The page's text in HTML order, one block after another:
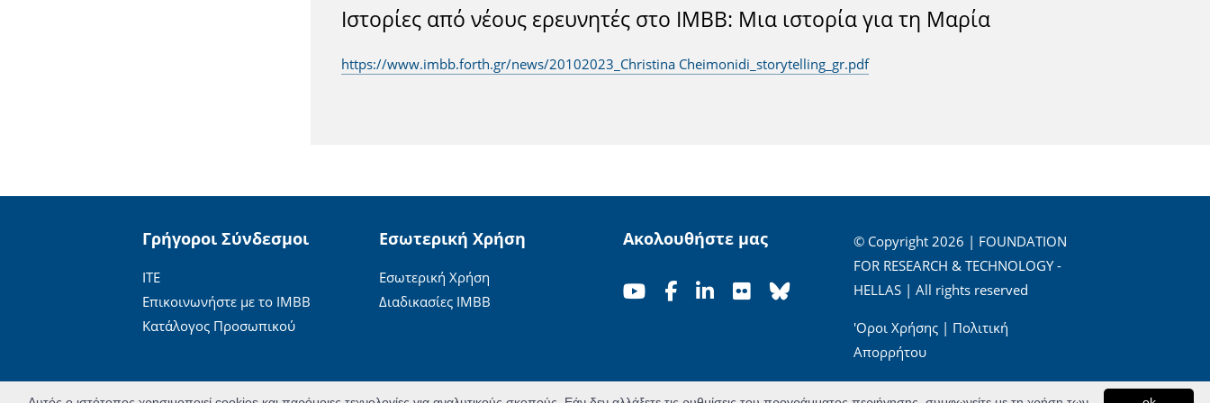
Ιστορίες από νέους ερευνητές στο ΙΜΒΒ: Μια ιστορία για τη Μαρία
https://www.imbb.forth.gr/news/20102023_Christina Cheimonidi_storytelling_gr.pdf
Γρήγοροι Σύνδεσμοι
ΙΤΕ
Επικοινωνήστε με το ΙΜΒΒ
Κατάλογος Προσωπικού
Εσωτερική Χρήση
Εσωτερική Χρήση
Διαδικασίες ΙΜΒΒ
Ακολουθήστε μας
© Copyright 2026 | FOUNDATION
FOR RESEARCH & TECHNOLOGY -
HELLAS | All rights reserved
'Οροι Χρήσης| Πολιτική
Απορρήτου